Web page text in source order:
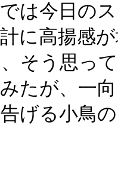
は今日の
に高揚感
そう思っ
たが、一
げる小鳥